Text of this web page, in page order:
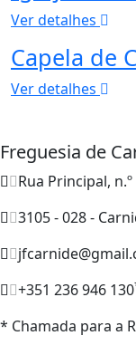
Ver detalhes
Capela de
Ver detalhes
Freguesia de
Rua Principal, n.º
3105 - 028 -
+351 236 946 130
* Chamada para a